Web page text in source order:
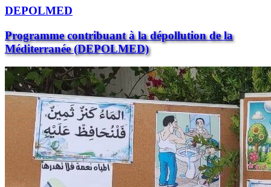
DEPOLMED
Programme contribuant à la dépollution de la
Méditerranée (DEPOLMED)